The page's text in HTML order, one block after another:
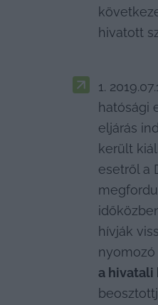
hivatott
hatósági
eljárás
került
esetről a
hívják
a hivatali